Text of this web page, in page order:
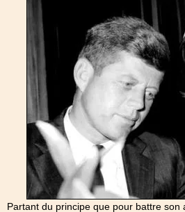
Partant du principe que pour battre son